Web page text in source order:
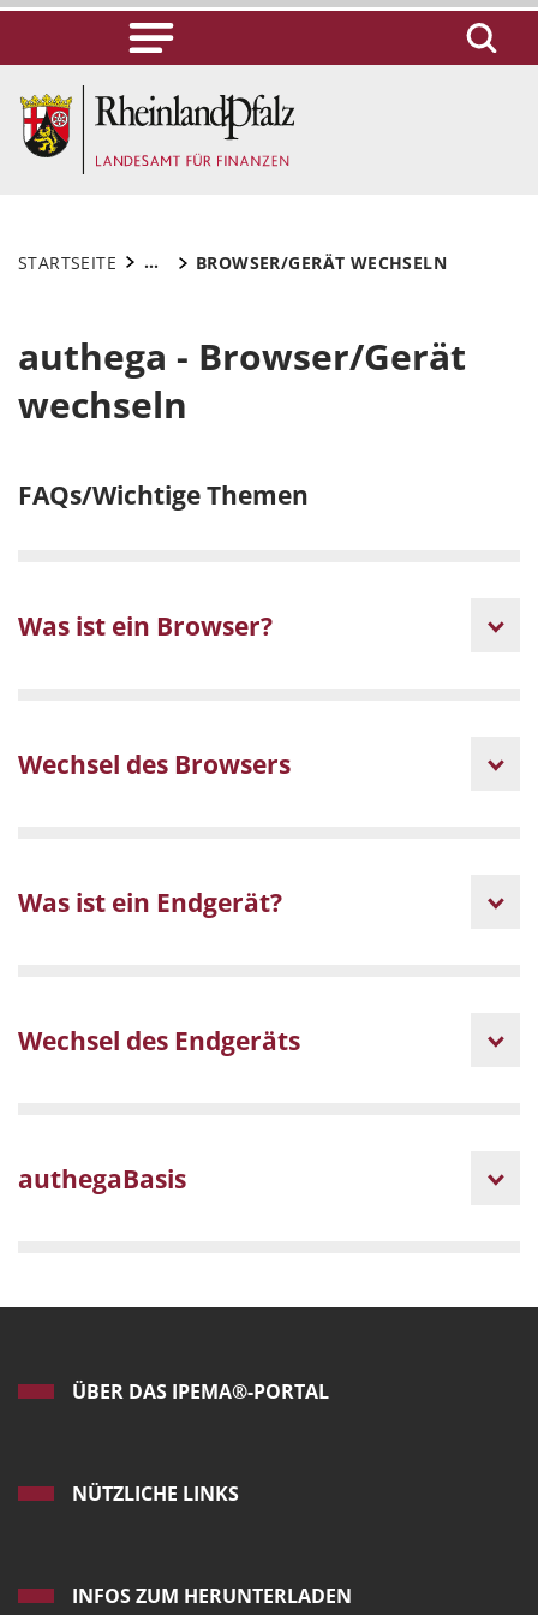
STARTSEITE ... BROWSER/GERÄT WECHSELN
authega - Browser/Gerät
wechseln
FAQs/Wichtige Themen
Was ist ein Browser?
Wechsel des Browsers
Was ist ein Endgerät?
Wechsel des Endgeräts
authegaBasis
ÜBER DAS IPEMA®-PORTAL
NÜTZLICHE LINKS
INFOS ZUM HERUNTERLADEN